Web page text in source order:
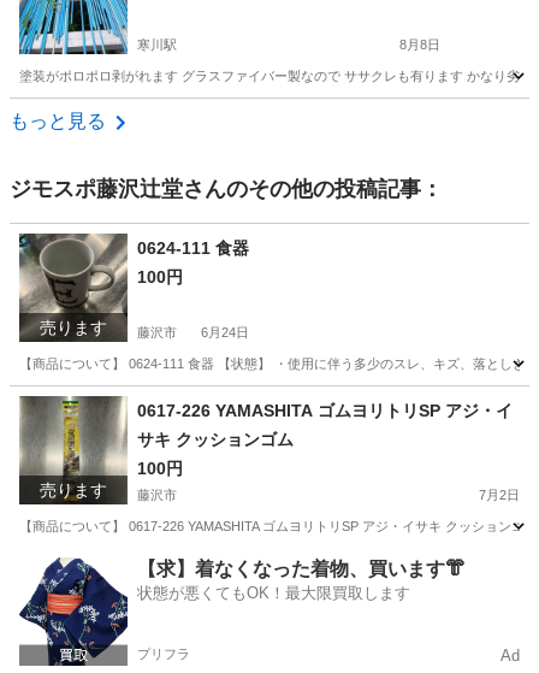
寒川駅 8月8日
塗装がポロポロ剥がれます グラスファイバー製なので ササクレも有ります かなり劣
神奈川 高座郡
もっと見る
ジモスポ藤沢辻堂さんのその他の投稿記事：
売ります
0624-111 食器
100円
藤沢市 6月24日
【商品について】 0624-111 食器 【状態】 ・使用に伴う多少のスレ、キズ、落とし
神奈川 藤沢市
売ります
0617-226 YAMASHITA ゴムヨリトリSP アジ・イ
サキ クッションゴム
100円
藤沢市 7月2日
【商品について】 0617-226 YAMASHITA ゴムヨリトリSP アジ・イサキ クッション
神奈川 その他 イサキ
【求】着なくなった着物、買います👘
状態が悪くてもOK！最大限買取します
プリフラ Ad